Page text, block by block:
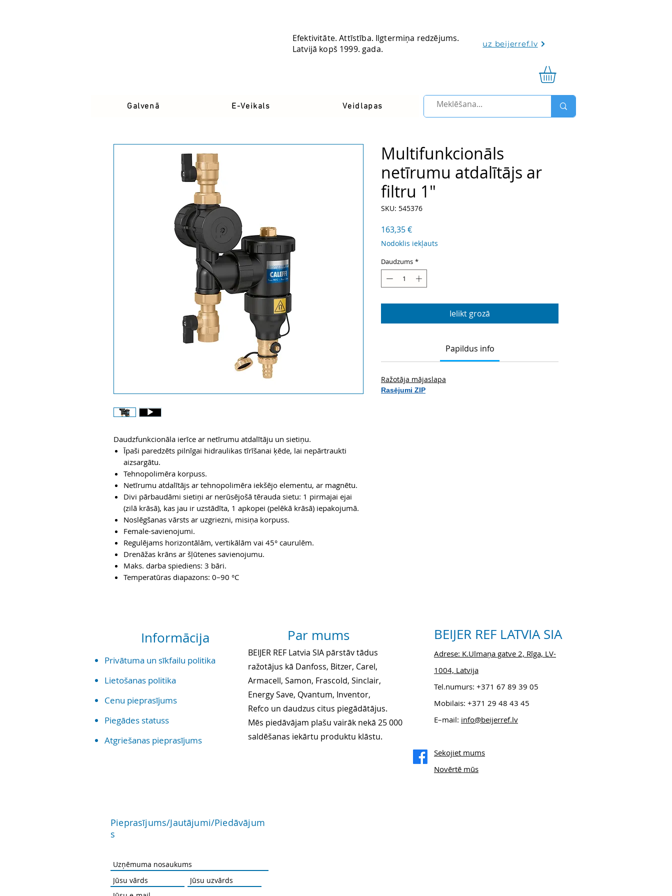
Latvia
Efektivitāte. Attīstība. Ilgtermiņa redzējums.
Latvijā kopš 1999. gada.
uz beijerref.lv
Galvenā E-Veikals Veidlapas
Daudzfunkcionāla ierīce ar netīrumu atdalītāju un sietiņu.
Īpaši paredzēts pilnīgai hidraulikas tīrīšanai ķēde, lai nepārtraukti
aizsargātu.
Tehnopolimēra korpuss.
Netīrumu atdalītājs ar tehnopolimēra iekšējo elementu, ar magnētu.
Divi pārbaudāmi sietiņi ar nerūsējošā tērauda sietu: 1 pirmajai ejai
(zilā krāsā), kas jau ir uzstādīta, 1 apkopei (pelēkā krāsā) iepakojumā.
Noslēgšanas vārsts ar uzgriezni, misiņa korpuss.
Female-savienojumi.
Regulējams horizontālām, vertikālām vai 45° caurulēm.
Drenāžas krāns ar šļūtenes savienojumu.
Maks. darba spiediens: 3 bāri.
Temperatūras diapazons: 0–90 °C
Multifunkcionāls
netīrumu atdalītājs ar
filtru 1"
SKU: 545376
163,35 €Cena
Nodoklis iekļauts
Daudzums *
Ielikt grozā
Papildus info
Ražotāja mājaslapa
Rasējumi ZIP
Informācija
Privātuma un sīkfailu politika
Lietošanas politika
Cenu pieprasījums
Piegādes statuss
Atgriešanas pieprasījums
Par mums
BEIJER REF Latvia SIA pārstāv tādus
ražotājus kā Danfoss, Bitzer, Carel,
Armacell, Samon, Frascold, Sinclair,
Energy Save, Qvantum, Inventor,
Refco un daudzus citus piegādātājus.
Mēs piedāvājam plašu vairāk nekā 25 000
saldēšanas iekārtu produktu klāstu.
BEIJER REF LATVIA SIA
Adrese: K.Ulmaņa gatve 2, Rīga, LV-
1004, Latvija
Tel.numurs: +371 67 89 39 05
Mobilais: +371 29 48 43 45
E–mail: info@beijerref.lv
Sekojiet mums
Novērtē mūs
Pieprasījums/Jautājumi/Piedāvājum
s